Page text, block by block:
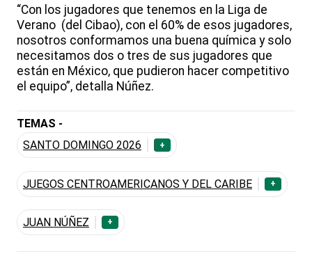
“Con los jugadores que tenemos en la Liga de
Verano (del Cibao), con el 60% de esos jugadores,
nosotros conformamos una buena química y solo
necesitamos dos o tres de sus jugadores que
están en México, que pudieron hacer competitivo
el equipo”, detalla Núñez.
TEMAS -
SANTO DOMINGO 2026
+
JUEGOS CENTROAMERICANOS Y DEL CARIBE +
JUAN NÚÑEZ +